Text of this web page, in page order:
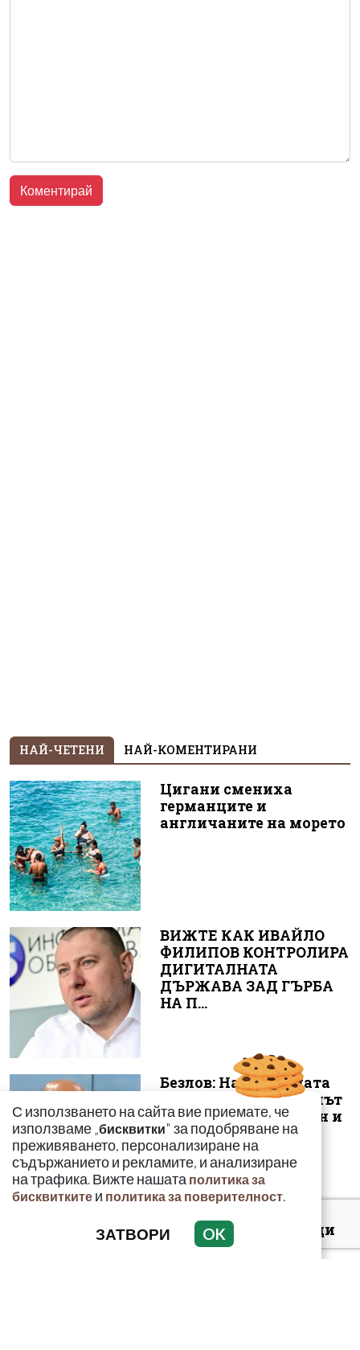
НАЙ-ЧЕТЕНИ НАЙ-КОМЕНТИРАНИ
Цигани смениха
германците и
англичаните на морето
ВИЖТЕ КАК ИВАЙЛО
ФИЛИПОВ КОНТРОЛИРА
ДИГИТАЛНАТА
ДЪРЖАВА ЗАД ГЪРБА
НА П...
Безлов: Най-голямата
опасност е фентанилът
да се смесва с кокаин и
„би...
Киев: 16 000 чужденци
се сражават в
С използването на сайта вие приемате, че
използваме „бисквитки" за подобряване на
преживяването, персонализиране на
съдържанието и рекламите, и анализиране
на трафика. Вижте нашата политика за
бисквитките и политика за поверителност.
ЗАТВОРИ OK